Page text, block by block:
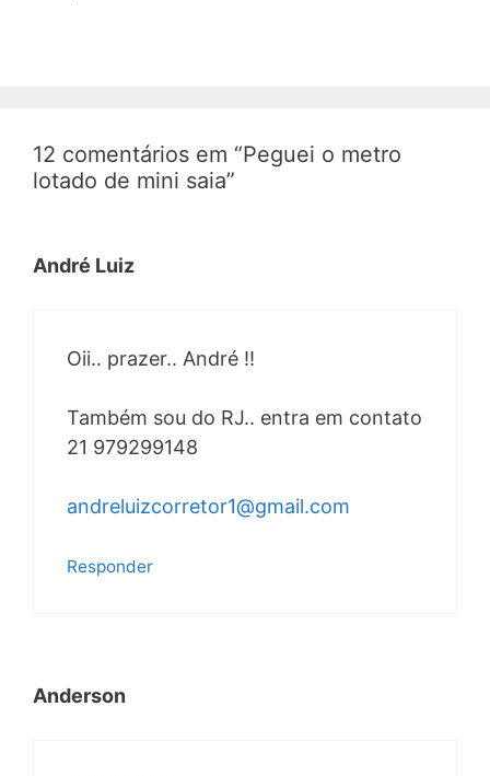
12 comentários em “Peguei o metro
lotado de mini saia”
André Luiz
Oii.. prazer.. André !!
Também sou do RJ.. entra em contato
21 979299148
andreluizcorretor1@gmail.com
Responder
Anderson